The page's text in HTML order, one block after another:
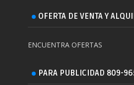
OFERTA DE VENTA Y
ENCUENTRA OFERTAS
PARA PUBLICIDAD 809-